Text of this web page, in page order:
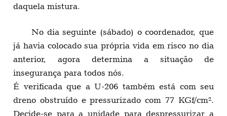
daquela mistura.
No dia seguinte (sábado) o coordenador, que
já havia colocado sua própria vida em risco no dia
anterior, agora determina a situação de
insegurança para todos nós.
É verificada que a U-206 também está com seu
dreno obstruído e pressurizado com 77 KGf/cm².
Decide-se para a unidade para despressurizar a